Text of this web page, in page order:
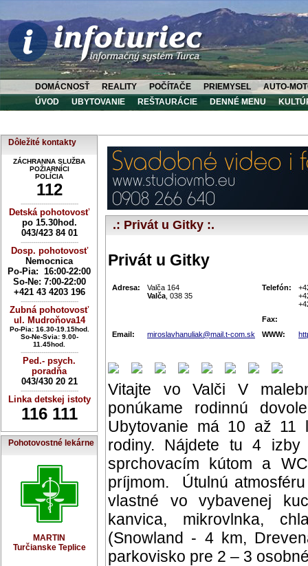
DOMÁCNOSŤ REALITY POČÍTAČE PRIEMYSEL
AUTO-
ÚVOD
UBYTOVANIE REŠTAURÁCIE DENNÉ MENU
Dôležité kontakty
ZÁCHRANNA SLUŽBA
POŽIARNÍCI
POLÍCIA
112
----------------------------
Detská pohotovosť
po 15.30hod.
043/423 84 01
----------------------------
Dosp. pohotovosť
Nemocnica
Po-Pia: 16:00-22:00
So-Ne: 7:00-22:00
+421 43 4203 196
----------------------------
Zubná pohotovosť
ul. Mudroňova14
Po-Pia: 16.30-19.15hod.
So-Ne-Svia: 9.00-
11.45hod.
----------------------------
Ped.- psych.
poradňa
043/430 20 21
----------------------------
Linka detskej istoty
116 111
Pohotovostné lekárne
MARTIN
Turčianske Teplice
.: Privát u Gitky :.
Privát u Gitky
Adresa:
Valča 164
Valča , 038 35
Telefón:
Fax:
Email:
miroslavhanuliak@mail.t-com.sk WWW:
Vitajte vo Valči V
ponúkame rodinnú
Ubytovanie má 10 až 11
rodiny. Nájdete tu 4
sprchovacím kútom a
príjmom. Útulnú
vlastné vo vybavenej
kanvica, mikrovlnka,
(Snowland - 4 km,
parkovisko pre 2 – 3